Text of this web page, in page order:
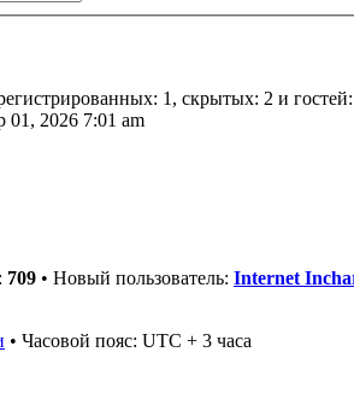
1, скрытых: 2 и
01, 2026 7:01 am
709 • Новый пользователь: Internet
• Часовой пояс: UTC + 3 часа